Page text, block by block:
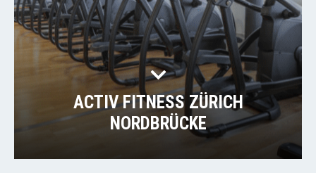
ACTIV FITNESS ZÜRICH
NORDBRÜCKE